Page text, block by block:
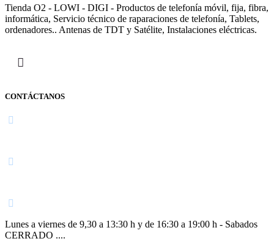
Tienda O2 - LOWI - DIGI - Productos de telefonía móvil, fija, fibra,
informática, Servicio técnico de raparaciones de telefonía, Tablets,
ordenadores.. Antenas de TDT y Satélite, Instalaciones eléctricas.
CONTÁCTANOS
Lunes a viernes de 9,30 a 13:30 h y de 16:30 a 19:00 h - Sabados
CERRADO ....